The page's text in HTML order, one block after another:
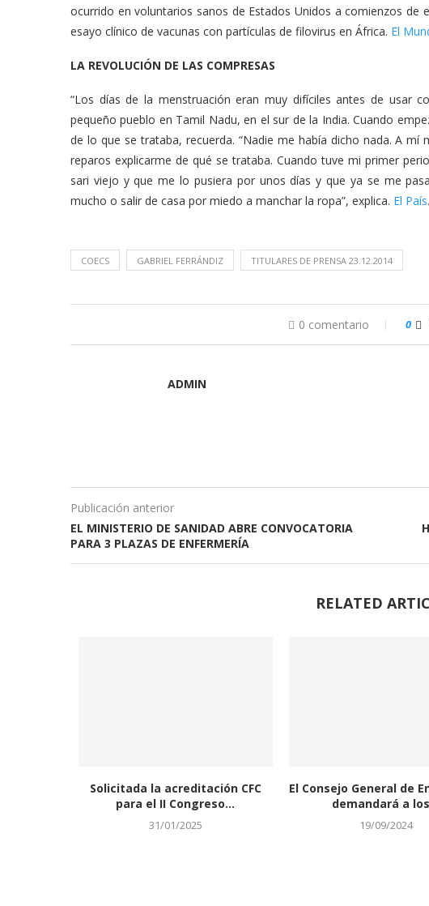
ocurrido en voluntarios sanos de Estados Unidos a comienzos
esayo clínico de vacunas con partículas de filovirus en África. El
LA REVOLUCIÓN DE LAS COMPRESAS
“Los días de la menstruación eran muy difíciles antes de usar
pequeño pueblo en Tamil Nadu, en el sur de la India. Cuando
de lo que se trataba, recuerda. “Nadie me había dicho nada. A
reparos explicarme de qué se trataba. Cuando tuve mi primer
sari viejo y que me lo pusiera por unos días y que ya se me
mucho o salir de casa por miedo a manchar la ropa”, explica. El País.
COECS GABRIEL FERRÁNDIZ TITULARES DE PRENSA 23.12.2014
0 comentario 0
ADMIN
Publicación anterior
EL MINISTERIO DE SANIDAD ABRE CONVOCATORIA
PARA 3 PLAZAS DE ENFERMERÍA
RELATED
Solicitada la acreditación CFC
para el II Congreso...
31/01/2025
El Consejo General de
demandará a
19/09/2024